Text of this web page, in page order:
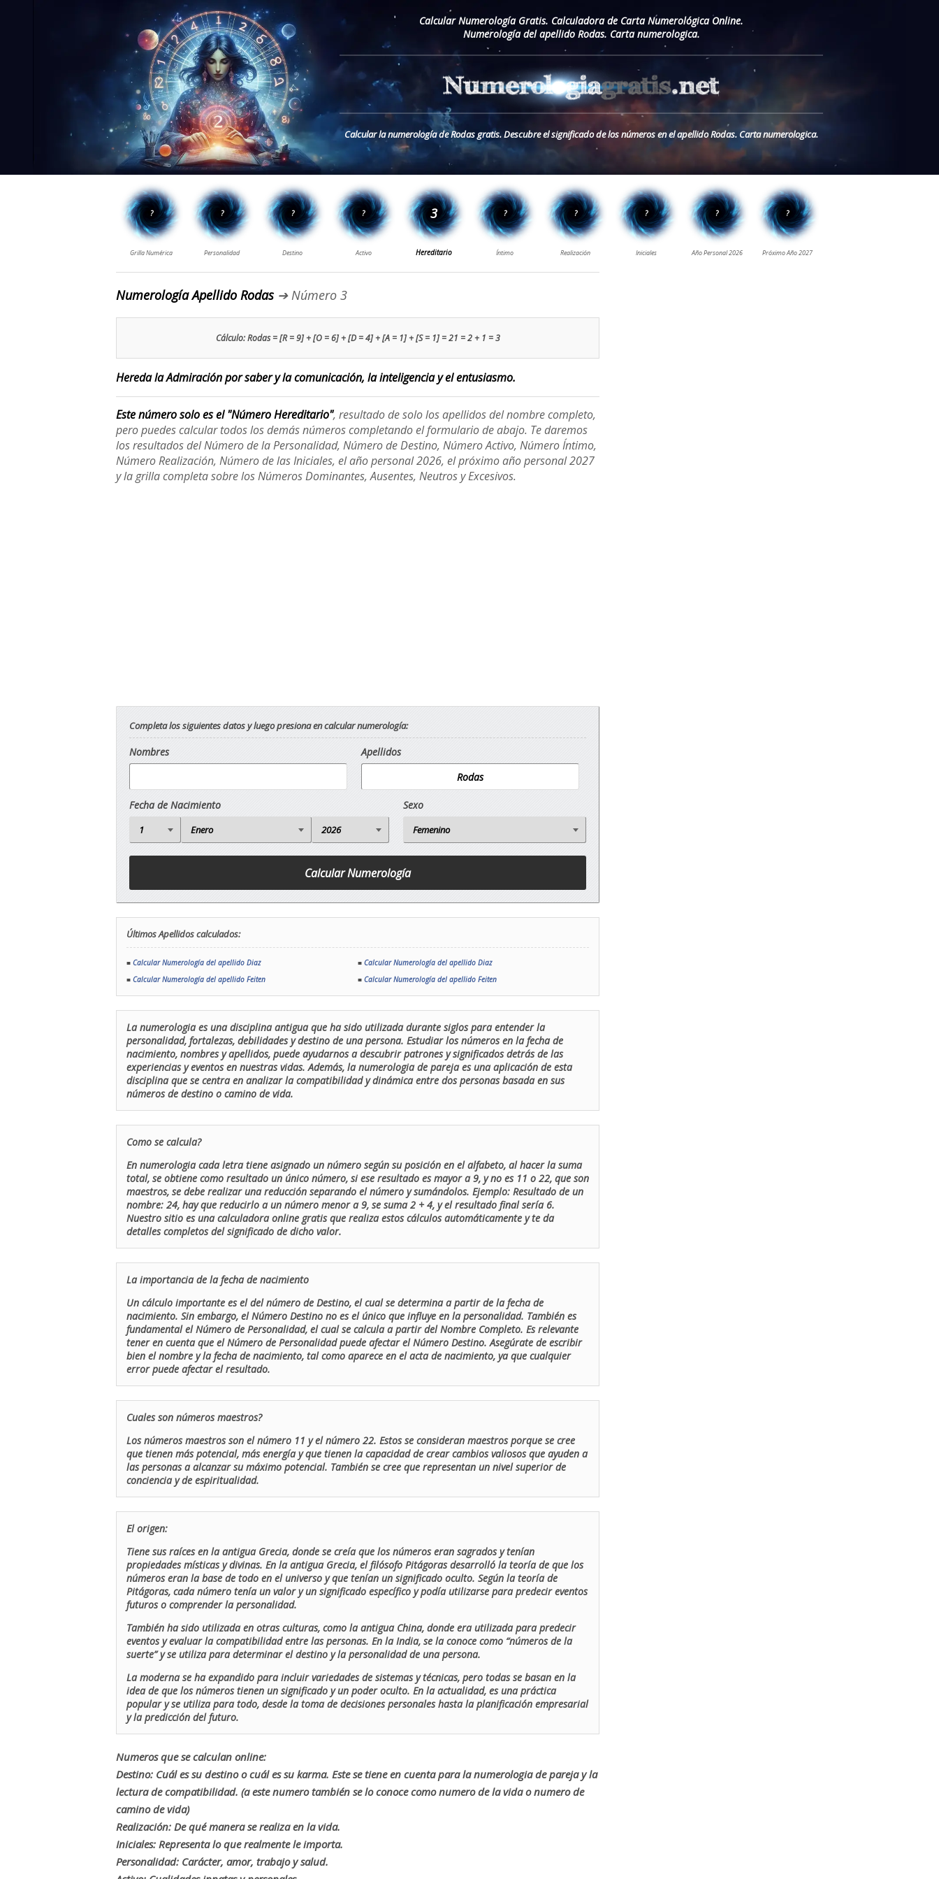
Calcular Numerología Gratis. Calculadora de Carta Numerológica Online.
Numerología del apellido Rodas. Carta numerologica.
Calcular la numerología de Rodas gratis. Descubre el significado de los números en el apellido Rodas. Carta numerologica.
Numerología Apellido Rodas ➔ Número 3
Cálculo: Rodas = [R = 9] + [O = 6] + [D = 4] + [A = 1] + [S = 1] = 21 = 2 + 1 = 3
Hereda la Admiración por saber y la comunicación, la inteligencia y el entusiasmo.
Este número solo es el "Número Hereditario", resultado de solo los apellidos del nombre completo,
pero puedes calcular todos los demás números completando el formulario de abajo. Te daremos
los resultados del Número de la Personalidad, Número de Destino, Número Activo, Número Íntimo,
Número Realización, Número de las Iniciales, el año personal 2026, el próximo año personal 2027
y la grilla completa sobre los Números Dominantes, Ausentes, Neutros y Excesivos.
Completa los siguientes datos y luego presiona en calcular numerología:
Nombres Apellidos
Fecha de Nacimiento Sexo
Últimos Apellidos calculados:
■ Calcular Numerología del apellido Diaz ■ Calcular Numerología del apellido Diaz
■ Calcular Numerología del apellido Feiten ■ Calcular Numerología del apellido Feiten
La numerologia es una disciplina antigua que ha sido utilizada durante siglos para entender la
personalidad, fortalezas, debilidades y destino de una persona. Estudiar los números en la fecha de
nacimiento, nombres y apellidos, puede ayudarnos a descubrir patrones y significados detrás de las
experiencias y eventos en nuestras vidas. Además, la numerologia de pareja es una aplicación de esta
disciplina que se centra en analizar la compatibilidad y dinámica entre dos personas basada en sus
números de destino o camino de vida.
Como se calcula?
En numerologia cada letra tiene asignado un número según su posición en el alfabeto, al hacer la suma
total, se obtiene como resultado un único número, si ese resultado es mayor a 9, y no es 11 o 22, que son
maestros, se debe realizar una reducción separando el número y sumándolos. Ejemplo: Resultado de un
nombre: 24, hay que reducirlo a un número menor a 9, se suma 2 + 4, y el resultado final sería 6.
Nuestro sitio es una calculadora online gratis que realiza estos cálculos automáticamente y te da
detalles completos del significado de dicho valor.
La importancia de la fecha de nacimiento
Un cálculo importante es el del número de Destino, el cual se determina a partir de la fecha de
nacimiento. Sin embargo, el Número Destino no es el único que influye en la personalidad. También es
fundamental el Número de Personalidad, el cual se calcula a partir del Nombre Completo. Es relevante
tener en cuenta que el Número de Personalidad puede afectar el Número Destino. Asegúrate de escribir
bien el nombre y la fecha de nacimiento, tal como aparece en el acta de nacimiento, ya que cualquier
error puede afectar el resultado.
Cuales son números maestros?
Los números maestros son el número 11 y el número 22. Estos se consideran maestros porque se cree
que tienen más potencial, más energía y que tienen la capacidad de crear cambios valiosos que ayuden a
las personas a alcanzar su máximo potencial. También se cree que representan un nivel superior de
conciencia y de espiritualidad.
El origen:
Tiene sus raíces en la antigua Grecia, donde se creía que los números eran sagrados y tenían
propiedades místicas y divinas. En la antigua Grecia, el filósofo Pitágoras desarrolló la teoría de que los
números eran la base de todo en el universo y que tenían un significado oculto. Según la teoría de
Pitágoras, cada número tenía un valor y un significado específico y podía utilizarse para predecir eventos
futuros o comprender la personalidad.
También ha sido utilizada en otras culturas, como la antigua China, donde era utilizada para predecir
eventos y evaluar la compatibilidad entre las personas. En la India, se la conoce como “números de la
suerte” y se utiliza para determinar el destino y la personalidad de una persona.
La moderna se ha expandido para incluir variedades de sistemas y técnicas, pero todas se basan en la
idea de que los números tienen un significado y un poder oculto. En la actualidad, es una práctica
popular y se utiliza para todo, desde la toma de decisiones personales hasta la planificación empresarial
y la predicción del futuro.
Numeros que se calculan online:
Destino: Cuál es su destino o cuál es su karma. Este se tiene en cuenta para la numerologia de pareja y la
lectura de compatibilidad. (a este numero también se lo conoce como numero de la vida o numero de
camino de vida)
Realización: De qué manera se realiza en la vida.
Iniciales: Representa lo que realmente le importa.
Personalidad: Carácter, amor, trabajo y salud.